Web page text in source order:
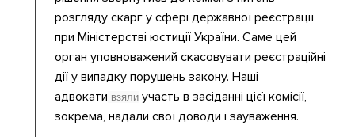
розгляду скарг у сфері державної реєстрації
при Міністерстві юстиції України. Саме цей
орган уповноважений скасовувати реєстраційні
дії у випадку порушень закону. Наші
адвокати взяли участь в засіданні цієї комісії,
зокрема, надали свої доводи і зауваження.